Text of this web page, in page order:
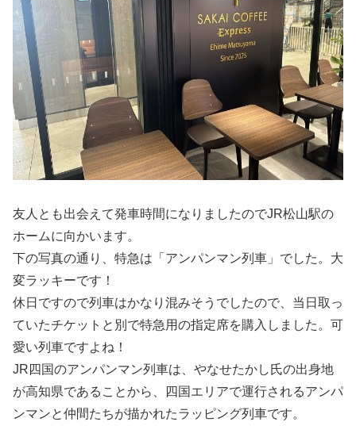
友人とも出会えて発車時間になりましたのでJR松山駅の
ホームに向かいます。
下の写真の通り、特急は「アンパンマン列車」でした。大
変ラッキーです！
休日ですので列車はかなり混みそうでしたので、当日取っ
ていたチケットと別で特急用の指定席を購入しました。可
愛い列車ですよね！
JR四国のアンパンマン列車は、やなせたかし氏の出身地
が高知県であることから、四国エリアで運行されるアンパ
ンマンと仲間たちが描かれたラッピング列車です。